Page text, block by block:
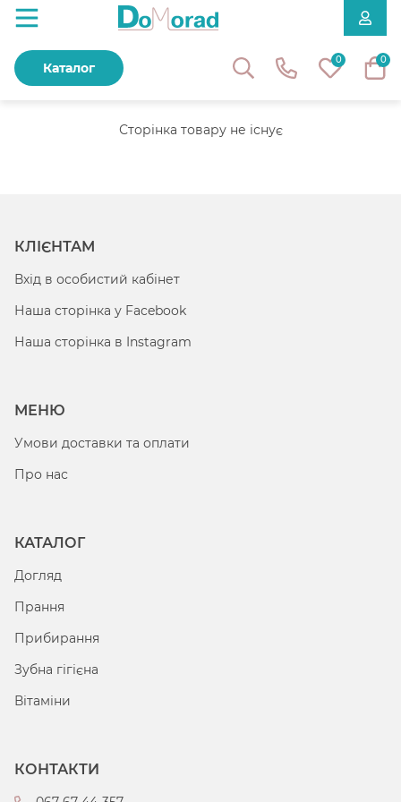
0 0
Каталог
Сторінка товару не існує
КЛІЄНТАМ
Вхід в особистий кабінет
Наша сторінка у Facebook
Наша сторінка в Instagram
МЕНЮ
Умови доставки та оплати
Про нас
КАТАЛОГ
Догляд
Прання
Прибирання
Зубна гігієна
Вітаміни
КОНТАКТИ